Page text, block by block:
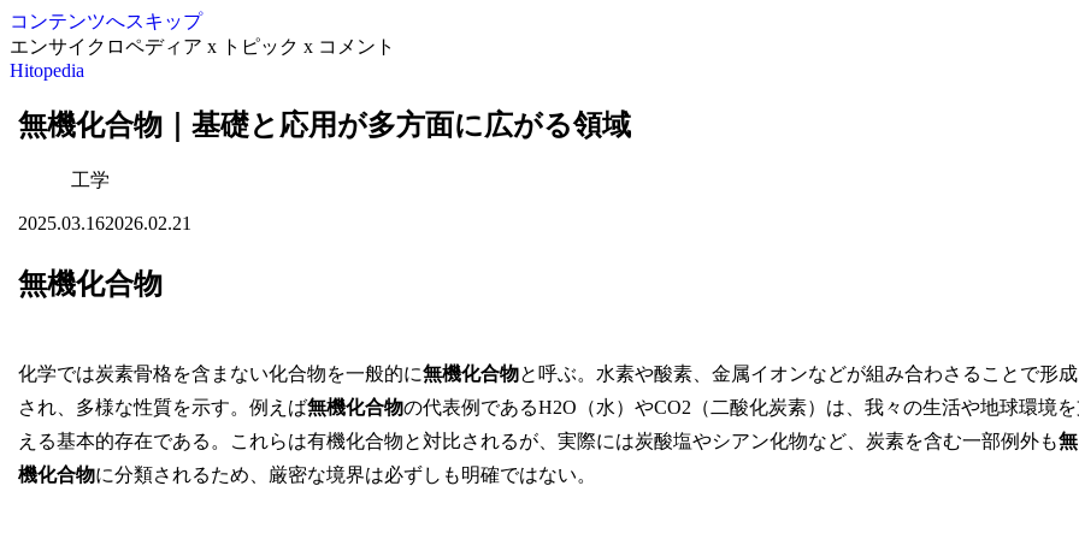
コンテンツへスキップ
エンサイクロペディア x トピック x コメント
Hitopedia
無機化合物｜基礎と応用が多方面に広がる領域
工学
2025.03.162026.02.21
無機化合物
化学では炭素骨格を含まない化合物を一般的に無機化合物と呼ぶ。水素や酸素、金属イオンなどが組み合わさることで形成
され、多様な性質を示す。例えば無機化合物の代表例であるH2O（水）やCO2（二酸化炭素）は、我々の生活や地球環境
える基本的存在である。これらは有機化合物と対比されるが、実際には炭酸塩やシアン化物など、炭素を含む一部例外も無
機化合物に分類されるため、厳密な境界は必ずしも明確ではない。